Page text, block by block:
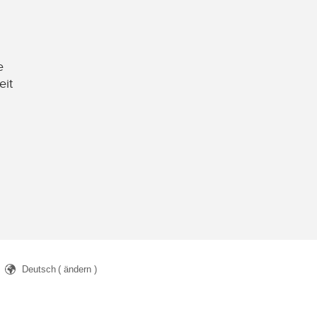
Deutsch ( ändern )